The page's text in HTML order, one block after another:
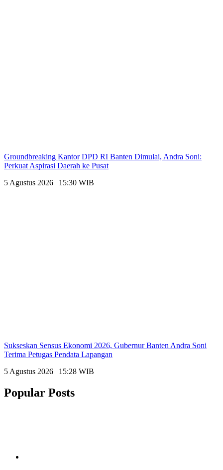
Groundbreaking Kantor DPD RI Banten Dimulai, Andra Soni:
Perkuat Aspirasi Daerah ke Pusat
5 Agustus 2026 | 15:30 WIB
Sukseskan Sensus Ekonomi 2026, Gubernur Banten Andra Soni
Terima Petugas Pendata Lapangan
5 Agustus 2026 | 15:28 WIB
Popular Posts